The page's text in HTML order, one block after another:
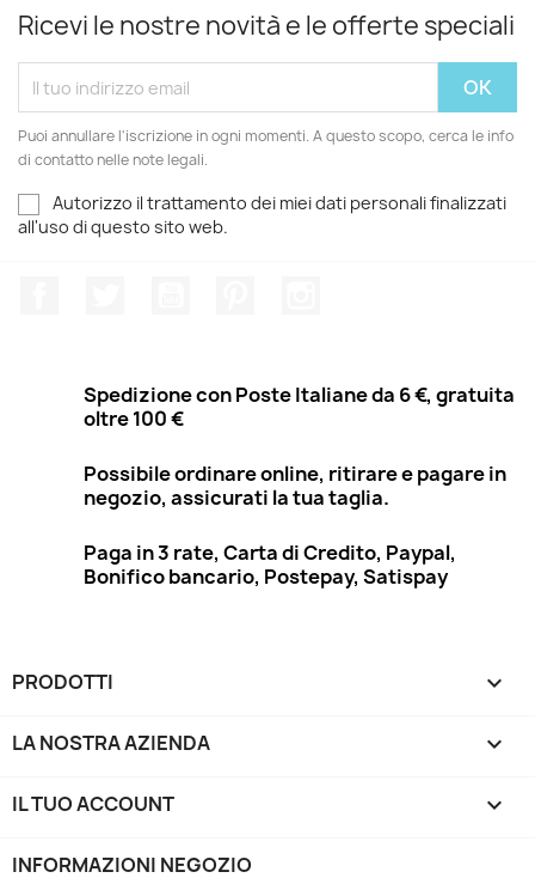
Ricevi le nostre novità e le offerte speciali
Puoi annullare l'iscrizione in ogni momenti. A questo scopo, cerca le info
di contatto nelle note legali.
Autorizzo il trattamento dei miei dati personali finalizzati
all'uso di questo sito web.
Spedizione con Poste Italiane da 6 €, gratuita
oltre 100 €
Possibile ordinare online, ritirare e pagare in
negozio, assicurati la tua taglia.
Paga in 3 rate, Carta di Credito, Paypal,
Bonifico bancario, Postepay, Satispay
PRODOTTI 
LA NOSTRA AZIENDA 
IL TUO ACCOUNT 
INFORMAZIONI NEGOZIO